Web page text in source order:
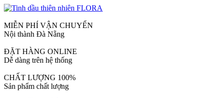
MIỄN PHÍ VẬN CHUYỂN
Nội thành Đà Nẵng
ĐẶT HÀNG ONLINE
Dễ dàng trên hệ thống
CHẤT LƯỢNG 100%
Sản phẩm chất lượng